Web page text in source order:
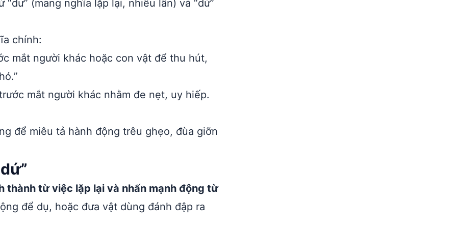
(mang nghĩa lặp lại, nhiều lần) và “dứ”
chính:
mắt người khác hoặc con vật để thu hút,
mắt người khác nhằm đe nẹt, uy hiếp.
để miêu tả hành động trêu ghẹo, đùa giỡn
thành từ việc lặp lại và nhấn mạnh động từ
để dụ, hoặc đưa vật dùng đánh đập ra